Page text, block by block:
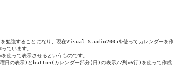
を勉強することになり、現在Visual Studio2005を使ってカレンダーを作
ています。
使って表示させるというものです。
日の表示)とbutton(カレンダー部分(日)の表示/7列×6行)を使って作成